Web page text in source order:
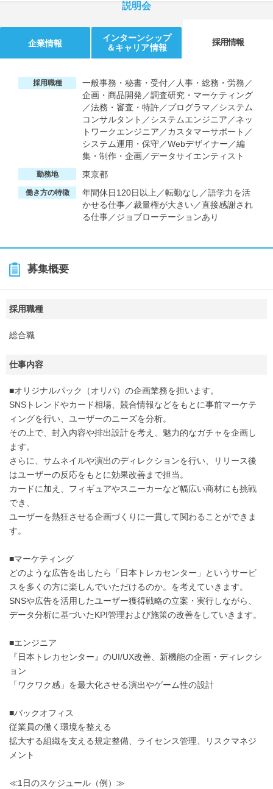
説明会
企業情報
インターンシップ
＆キャリア情報
採用情報
採用職種
一般事務・秘書・受付／人事・総務・労務／
企画・商品開発／調査研究・マーケティング
／法務・審査・特許／プログラマ／システム
コンサルタント／システムエンジニア／ネッ
トワークエンジニア／カスタマーサポート／
システム運用・保守／Webデザイナー／編
集・制作・企画／データサイエンティスト
勤務地 東京都
働き方の特徴
年間休日120日以上／転勤なし／語学力を活
かせる仕事／裁量権が大きい／直接感謝され
る仕事／ジョブローテーションあり
募集概要
採用職種
総合職
仕事内容
■オリジナルパック（オリパ）の企画業務を担います。
SNSトレンドやカード相場、競合情報などをもとに事前マーケテ
ィングを行い、ユーザーのニーズを分析。
その上で、封入内容や排出設計を考え、魅力的なガチャを企画し
ます。
さらに、サムネイルや演出のディレクションを行い、リリース後
はユーザーの反応をもとに効果改善まで担当。
カードに加え、フィギュアやスニーカーなど幅広い商材にも挑戦
でき、
ユーザーを熱狂させる企画づくりに一貫して関わることができま
す。
■マーケティング
どのような広告を出したら「日本トレカセンター」というサービ
スを多くの方に楽しんでいただけるのか。を考えていきます。
SNSや広告を活用したユーザー獲得戦略の立案・実行しながら、
データ分析に基づいたKPI管理および施策の改善をしていきます。
■エンジニア
『日本トレカセンター』のUI/UX改善、新機能の企画・ディレクシ
ョン
「ワクワク感」を最大化させる演出やゲーム性の設計
■バックオフィス
従業員の働く環境を整える
拡大する組織を支える規定整備、ライセンス管理、リスクマネジ
メント
≪1日のスケジュール（例）≫